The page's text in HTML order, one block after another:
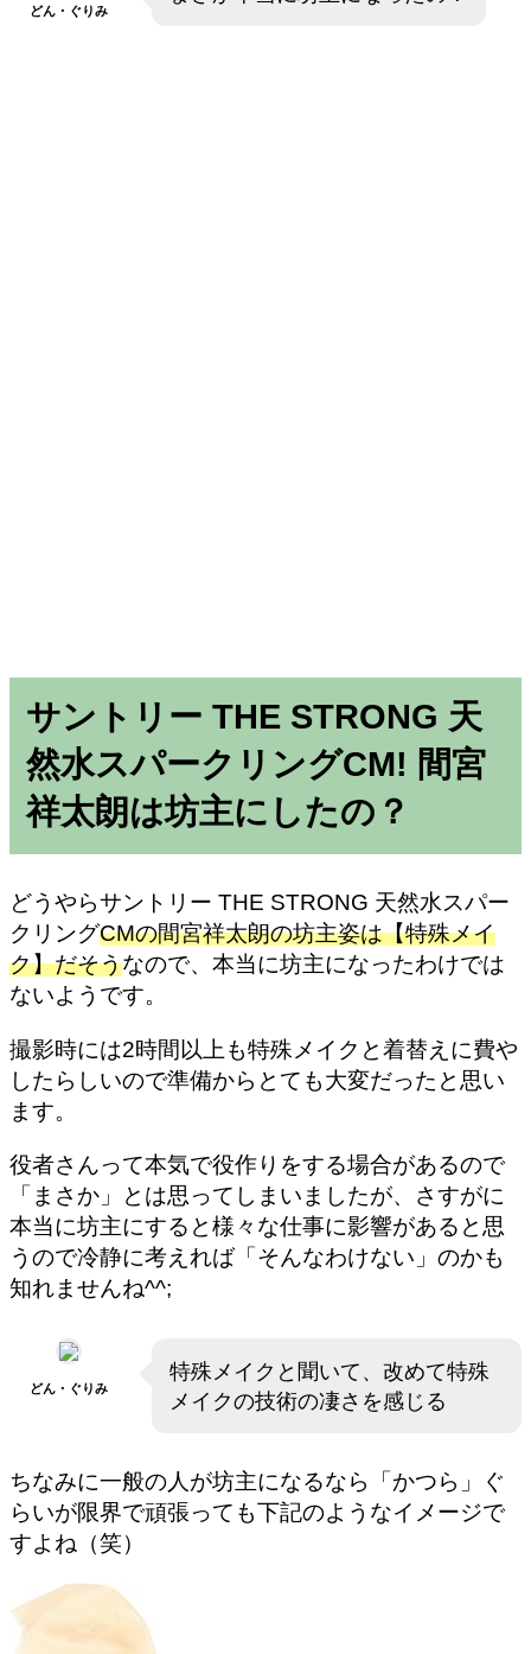
どん・ぐりみ
サントリー THE STRONG 天
然水スパークリングCM! 間宮
祥太朗は坊主にしたの？
どうやらサントリー THE STRONG 天然水スパー
クリングCMの間宮祥太朗の坊主姿は【特殊メイ
ク】だそうなので、本当に坊主になったわけでは
ないようです。
撮影時には2時間以上も特殊メイクと着替えに費や
したらしいので準備からとても大変だったと思い
ます。
役者さんって本気で役作りをする場合があるので
「まさか」とは思ってしまいましたが、さすがに
本当に坊主にすると様々な仕事に影響があると思
うので冷静に考えれば「そんなわけない」のかも
知れませんね^^;
どん・ぐりみ
特殊メイクと聞いて、改めて特殊
メイクの技術の凄さを感じる
ちなみに一般の人が坊主になるなら「かつら」ぐ
らいが限界で頑張っても下記のようなイメージで
すよね（笑）